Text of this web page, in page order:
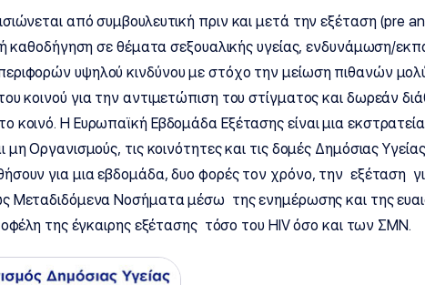
από συμβουλευτική πριν και μετά την εξέταση (pre
καθοδήγηση σε θέματα σεξουαλικής υγείας, ενδυνάμωση/
υψηλού κινδύνου με στόχο την μείωση πιθανών
κοινού για την αντιμετώπιση του στίγματος και δωρεάν
κοινό. Η Ευρωπαϊκή Εβδομάδα Εξέτασης είναι μια
μη Οργανισμούς, τις κοινότητες και τις δομές Δημόσιας
για μια εβδομάδα, δυο φορές τον χρόνο, την εξέταση
Μεταδιδόμενα Νοσήματα μέσω της ενημέρωσης και της
της έγκαιρης εξέτασης τόσο του HIV όσο και των ΣΜΝ.